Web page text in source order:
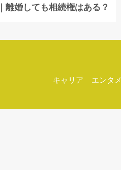
離婚しても相続権はある？
キャリア エンタメ